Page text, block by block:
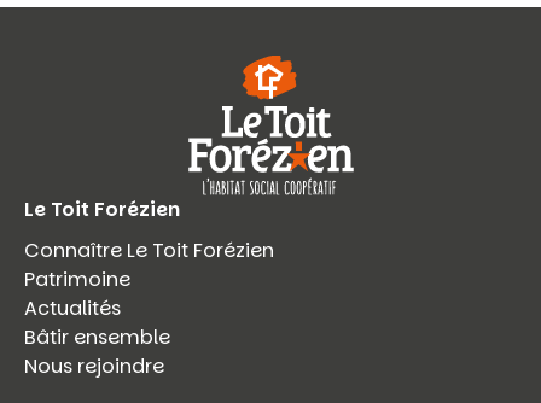
Le Toit Forézien
Connaître Le Toit Forézien
Patrimoine
Actualités
Bâtir ensemble
Nous rejoindre